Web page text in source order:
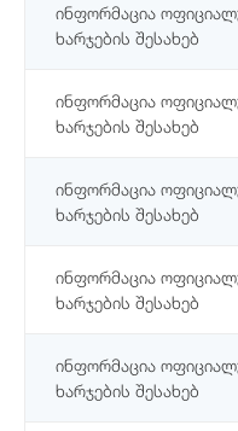
ინფორმაცია
ხარჯების შესახებ
ინფორმაცია
ხარჯების შესახებ
ინფორმაცია
ხარჯების შესახებ
ინფორმაცია
ხარჯების შესახებ
ინფორმაცია
ხარჯების შესახებ